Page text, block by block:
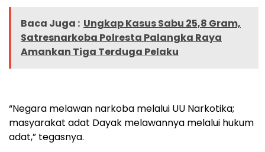
Baca Juga : Ungkap Kasus Sabu 25,8 Gram,
Satresnarkoba Polresta Palangka Raya
Amankan Tiga Terduga Pelaku
“Negara melawan narkoba melalui UU Narkotika;
masyarakat adat Dayak melawannya melalui hukum
adat,” tegasnya.